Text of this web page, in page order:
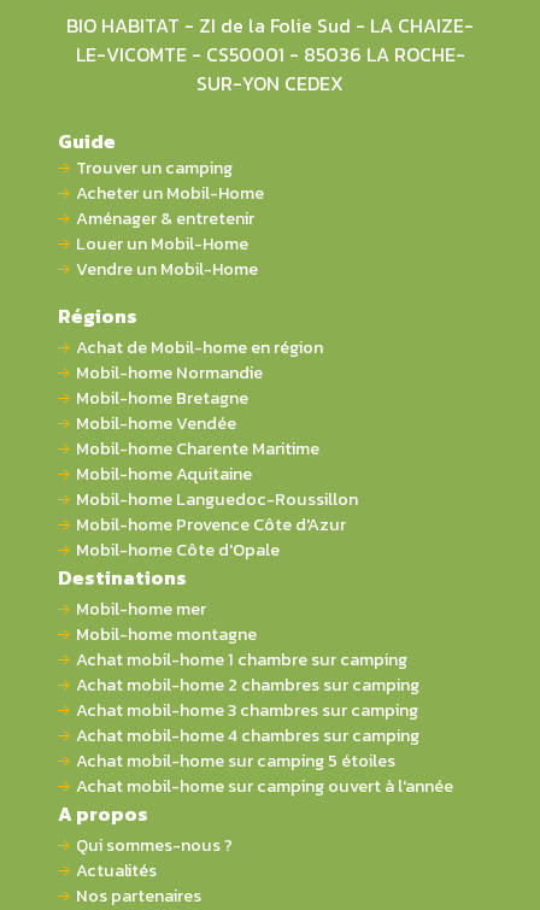
BIO HABITAT - ZI de la Folie Sud - LA CHAIZE-
LE-VICOMTE - CS50001 - 85036 LA ROCHE-
SUR-YON CEDEX
Guide
Trouver un camping
Acheter un Mobil-Home
Aménager & entretenir
Louer un Mobil-Home
Vendre un Mobil-Home
Régions
Achat de Mobil-home en région
Mobil-home Normandie
Mobil-home Bretagne
Mobil-home Vendée
Mobil-home Charente Maritime
Mobil-home Aquitaine
Mobil-home Languedoc-Roussillon
Mobil-home Provence Côte d'Azur
Mobil-home Côte d'Opale
Destinations
Mobil-home mer
Mobil-home montagne
Achat mobil-home 1 chambre sur camping
Achat mobil-home 2 chambres sur camping
Achat mobil-home 3 chambres sur camping
Achat mobil-home 4 chambres sur camping
Achat mobil-home sur camping 5 étoiles
Achat mobil-home sur camping ouvert à l'année
A propos
Qui sommes-nous ?
Actualités
Nos partenaires